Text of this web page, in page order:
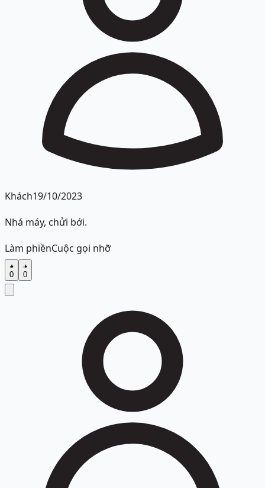
Khách19/10/2023
Nhá máy, chửi bới.
Làm phiềnCuộc gọi nhỡ
0 0